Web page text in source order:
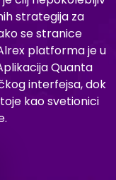
strategija za
se stranice
platforma je u
Quanta
interfejsa, dok
kao svetionici